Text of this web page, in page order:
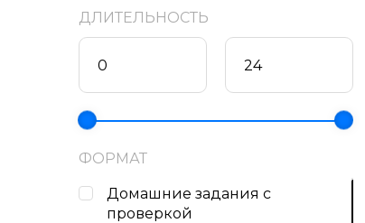
ДЛИТЕЛЬНОСТЬ
ФОРМАТ
Домашние задания c
проверкой